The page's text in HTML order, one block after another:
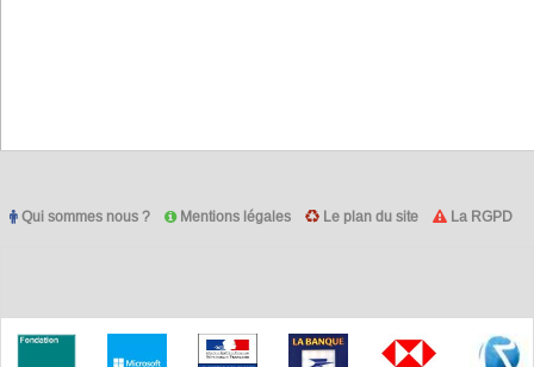
Qui sommes nous ? Mentions légales Le plan du site La RGPD